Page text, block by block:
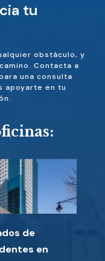
tu
obstáculo, y
Contacta a
una consulta
apoyarte en tu
de
en